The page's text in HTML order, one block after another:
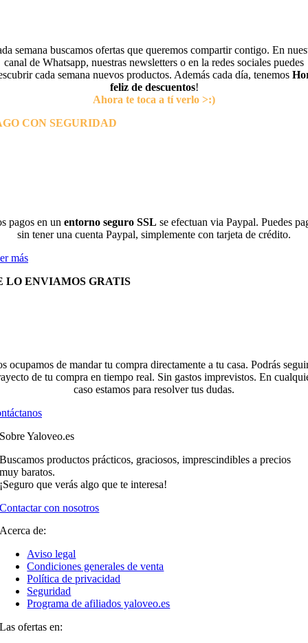
semana buscamos ofertas que queremos compartir contigo. En
canal de Whatsapp, nuestras newsletters o en la redes sociales puedes
cada semana nuevos productos. Además cada día, tenemos
feliz de descuentos!
Ahora te toca a tí verlo >:)
CON SEGURIDAD
pagos en un entorno seguro SSL se efectuan via Paypal. Puedes
sin tener una cuenta Paypal, simplemente con tarjeta de crédito.
más
LO ENVIAMOS GRATIS
ocupamos de mandar tu compra directamente a tu casa. Podrás
de tu compra en tiempo real. Sin gastos imprevistos. En
caso estamos para resolver tus dudas.
Sobre Yaloveo.es
Buscamos productos prácticos, graciosos, imprescindibles a precios
muy baratos.
¡Seguro que verás algo que te interesa!
Contactar con nosotros
Acerca de:
Aviso legal
Condiciones generales de venta
Política de privacidad
Seguridad
Programa de afiliados yaloveo.es
Las ofertas en: